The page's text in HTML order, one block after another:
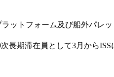
ットフォーム及び船外パレ
期滞在員として3月から